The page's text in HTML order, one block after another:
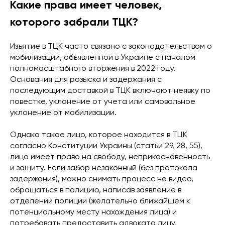
Какие права имеет человек,
которого забрали ТЦК?
Изъятие в ТЦК часто связано с законодательством о
мобилизации, объявленной в Украине с началом
полномасштабного вторжения в 2022 году.
Основания для розыска и задержания с
последующим доставкой в ​​ТЦК включают неявку по
повестке, уклонение от учета или самовольное
уклонение от мобилизации.
Однако такое лицо, которое находится в ТЦК
согласно Конституции Украины (статьи 29, 28, 55),
лицо имеет право на свободу, неприкосновенность
и защиту. Если забор незаконный (без протокола
задержания), можно снимать процесс на видео,
обращаться в полицию, написав заявление в
отделении полиции (желательно ближайшем к
потенциальному месту нахождения лица) и
потребовать предоставить адвоката лицу,